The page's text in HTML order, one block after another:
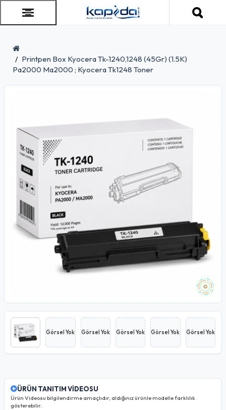
Printpen Box Kyocera Tk-1240,1248 (45Gr) (1.5K)
Pa2000 Ma2000 ; Kyocera Tk1248 Toner
Görsel Yok Görsel Yok Görsel Yok Görsel Yok Görsel Yok
ÜRÜN TANITIM VİDEOSU
Ürün Videosu bilgilendirme amaçlıdır, aldığınız ürünle modelle farklılık
gösterebilir.